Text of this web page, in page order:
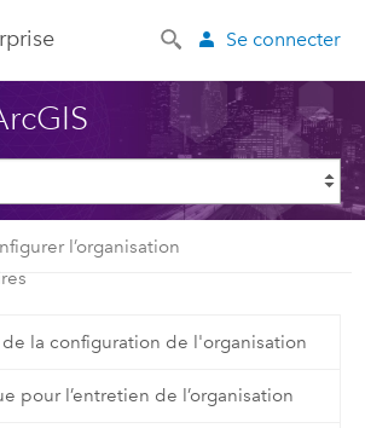
Se connecter
l’organisation
la configuration de l'organisation
pour l’entretien de l’organisation